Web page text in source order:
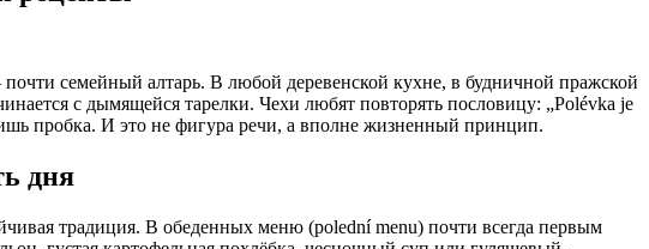
с дымящейся тарелки. Чехи любят повторять пословицу: „Polévka je
пробка. И это не фигура речи, а вполне жизненный принцип.
дня
традиция. В обеденных меню (polední menu) почти всегда первым